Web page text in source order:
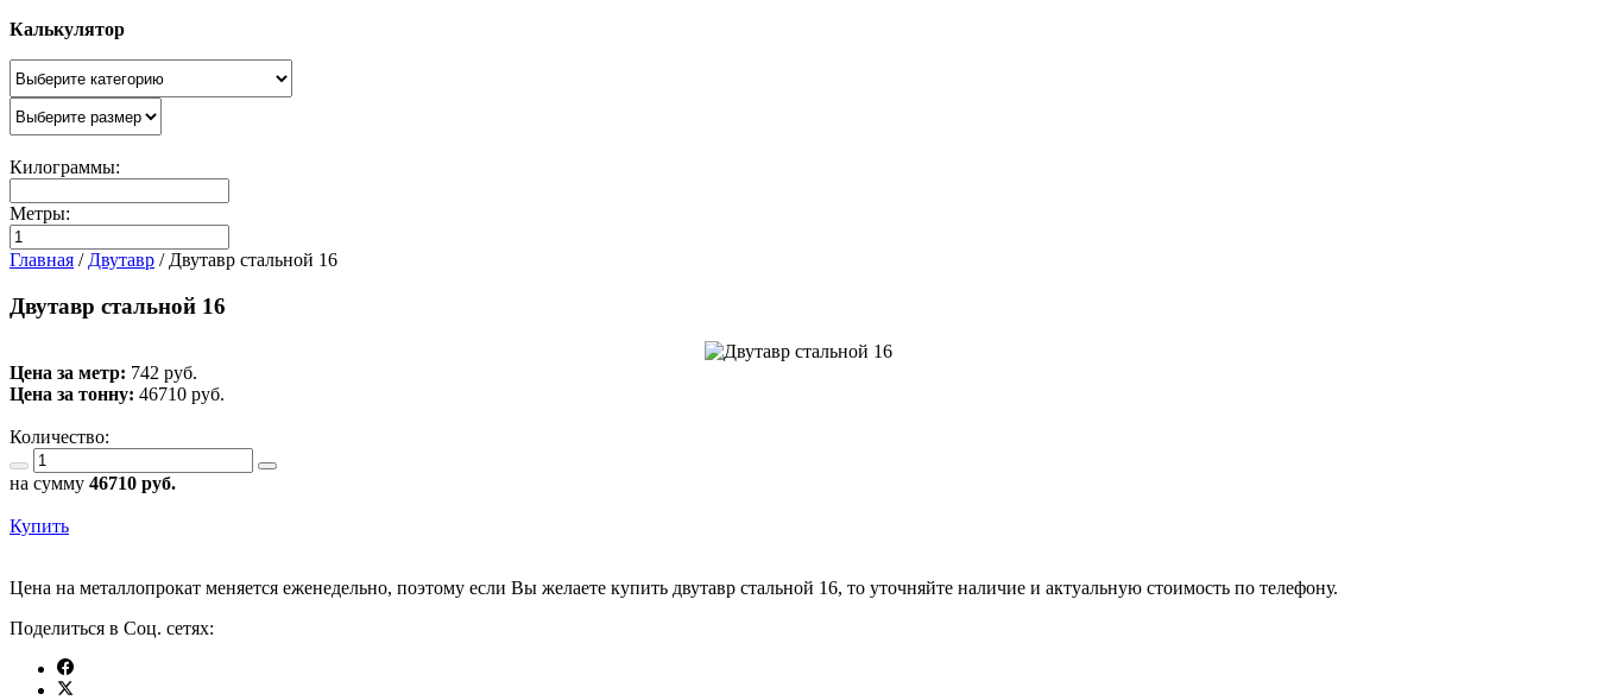
Калькулятор
Килограммы:
Метры:
Главная / Двутавр / Двутавр стальной 16
Двутавр стальной 16
Цена за метр: 742 руб.
Цена за тонну: 46710 руб.
Количество:
на сумму 46710 руб.
Купить
Цена на металлопрокат меняется еженедельно, поэтому если Вы желаете купить двутавр стальной 16, то уточняйте наличие и актуальную стоимость по телефону.
Поделиться в Соц. сетях: